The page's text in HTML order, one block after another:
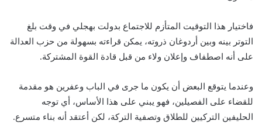
فاختيار هذا التوقيت المتأزم للاجتماع بدولت بهجلي في وقت بلغ
التوتر بينه وبين أردوغان ذروته، يمكن قراءته بسهولة من حزب العدالة
على أنه اصطفاف وإعلان ولاء من قبل قادة القوة المشتركة.
وعندما يتوقع البعض أن يكون ما جرى في الباب وعفرين هو مقدمة
للقضاء على الفصيلين، فهو يبني على هذا الأساس، أي توجه
الحليفين التركيين للطلاق وتصفية التركة، لكن أعتقد أنه بناء متسرع.